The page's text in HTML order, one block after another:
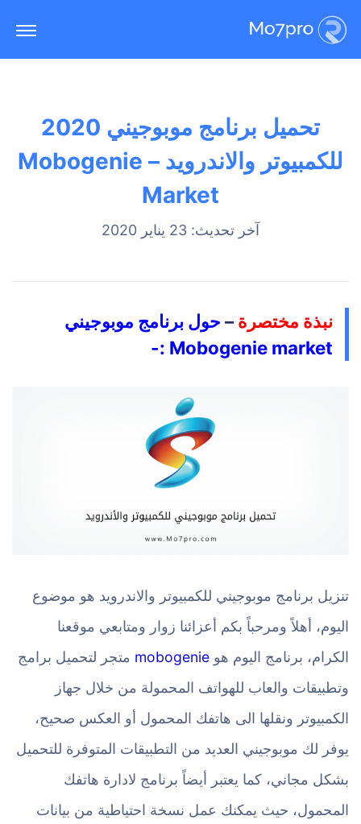
تحميل برنامج موبوجيني 2020
للكمبيوتر والاندرويد – Mobogenie
Market
آخر تحديث: 23 يناير 2020
نبذة مختصرة– حول برنامج موبوجيني
Mobogenie market :-
تنزيل برنامج موبوجيني للكمبيوتر والاندرويد هو موضوع
اليوم، أهلاً ومرحباً بكم أعزائنا زوار ومتابعي موقعنا
الكرام، برنامج اليوم هو mobogenie متجر لتحميل برامج
وتطبيقات والعاب للهواتف المحمولة من خلال جهاز
الكمبيوتر ونقلها الى هاتفك المحمول أو العكس صحيح،
يوفر لك موبوجيني العديد من التطبيقات المتوفرة للتحميل
بشكل مجاني، كما يعتبر أيضاً برنامج لادارة هاتفك
المحمول، حيث يمكنك عمل نسخة احتياطية من بيانات